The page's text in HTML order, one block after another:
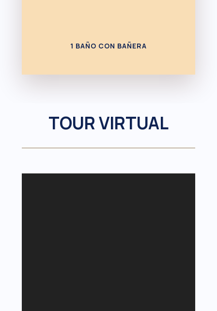
1 BAÑO CON BAÑERA
TOUR VIRTUAL